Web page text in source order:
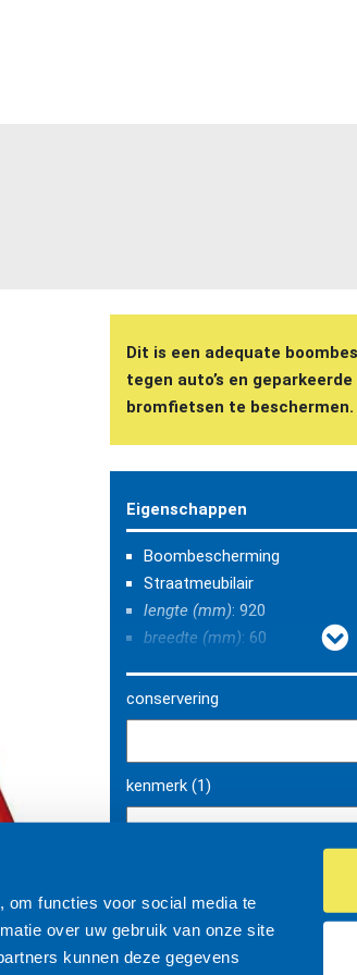
om functies voor social media te
over uw gebruik van onze site
kunnen deze gegevens
Dit is een adequate
tegen auto’s en
bromfietsen te beschermen.
Eigenschappen
Boombescherming
Straatmeubilair
lengte (mm): 920
breedte (mm): 60
hoogte boven MV (mm)
staal thermisch verzinkt
conservering
kenmerk (1)
Systeeminformatie / Bestek